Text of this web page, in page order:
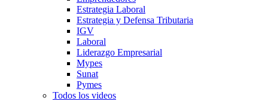
Estrategia Laboral
Estrategia y Defensa Tributaria
IGV
Laboral
Liderazgo Empresarial
Mypes
Sunat
Pymes
Todos los videos